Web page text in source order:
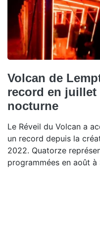
Volcan de
record en
nocturne
Le Réveil du Volcan a
un record depuis la
2022. Quatorze
programmées en août